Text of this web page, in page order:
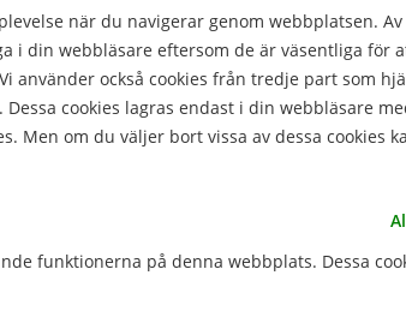
när du navigerar genom webbplatsen. Av
i din webbläsare eftersom de är väsentliga för
använder också cookies från tredje part som
cookies lagras endast i din webbläsare
Men om du väljer bort vissa av dessa cookies
funktionerna på denna webbplats. Dessa
Ta skärmdumpar om
information för polisen
Dokumentera
Spara bilder på hur
4. Aktivera ”Markerad
I stället för att fysiskt
enheten på distans.
hade en kod